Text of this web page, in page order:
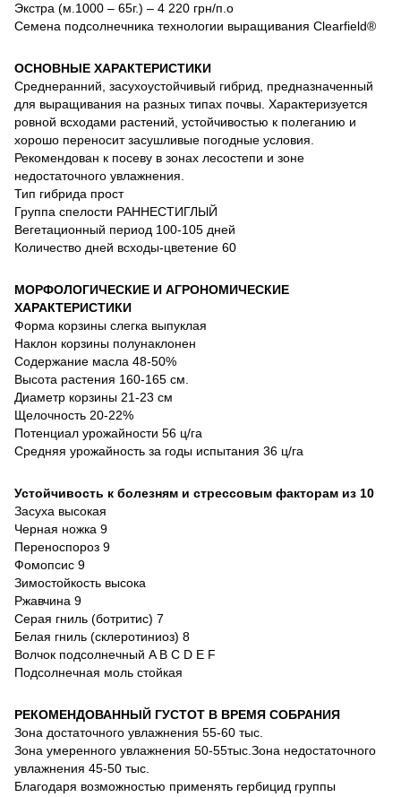
Экстра (м.1000 – 65г.) – 4 220 грн/п.о
Семена подсолнечника технологии выращивания Clearfield®
ОСНОВНЫЕ ХАРАКТЕРИСТИКИ
Среднеранний, засухоустойчивый гибрид, предназначенный
для выращивания на разных типах почвы. Характеризуется
ровной всходами растений, устойчивостью к полеганию и
хорошо переносит засушливые погодные условия.
Рекомендован к посеву в зонах лесостепи и зоне
недостаточного увлажнения.
Тип гибрида прост
Группа спелости РАННЕСТИГЛЫЙ
Вегетационный период 100-105 дней
Количество дней всходы-цветение 60
МОРФОЛОГИЧЕСКИЕ И АГРОНОМИЧЕСКИЕ
ХАРАКТЕРИСТИКИ
Форма корзины слегка выпуклая
Наклон корзины полунаклонен
Содержание масла 48-50%
Высота растения 160-165 см.
Диаметр корзины 21-23 см
Щелочность 20-22%
Потенциал урожайности 56 ц/га
Средняя урожайность за годы испытания 36 ц/га
Устойчивость к болезням и стрессовым факторам из 10
Засуха высокая
Черная ножка 9
Переноспороз 9
Фомопсис 9
Зимостойкость высока
Ржавчина 9
Серая гниль (ботритис) 7
Белая гниль (склеротиниоз) 8
Волчок подсолнечный A B C D E F
Подсолнечная моль стойкая
РЕКОМЕНДОВАННЫЙ ГУСТОТ В ВРЕМЯ СОБРАНИЯ
Зона достаточного увлажнения 55-60 тыс.
Зона умеренного увлажнения 50-55тыс.Зона недостаточного
увлажнения 45-50 тыс.
Благодаря возможностью применять гербицид группы